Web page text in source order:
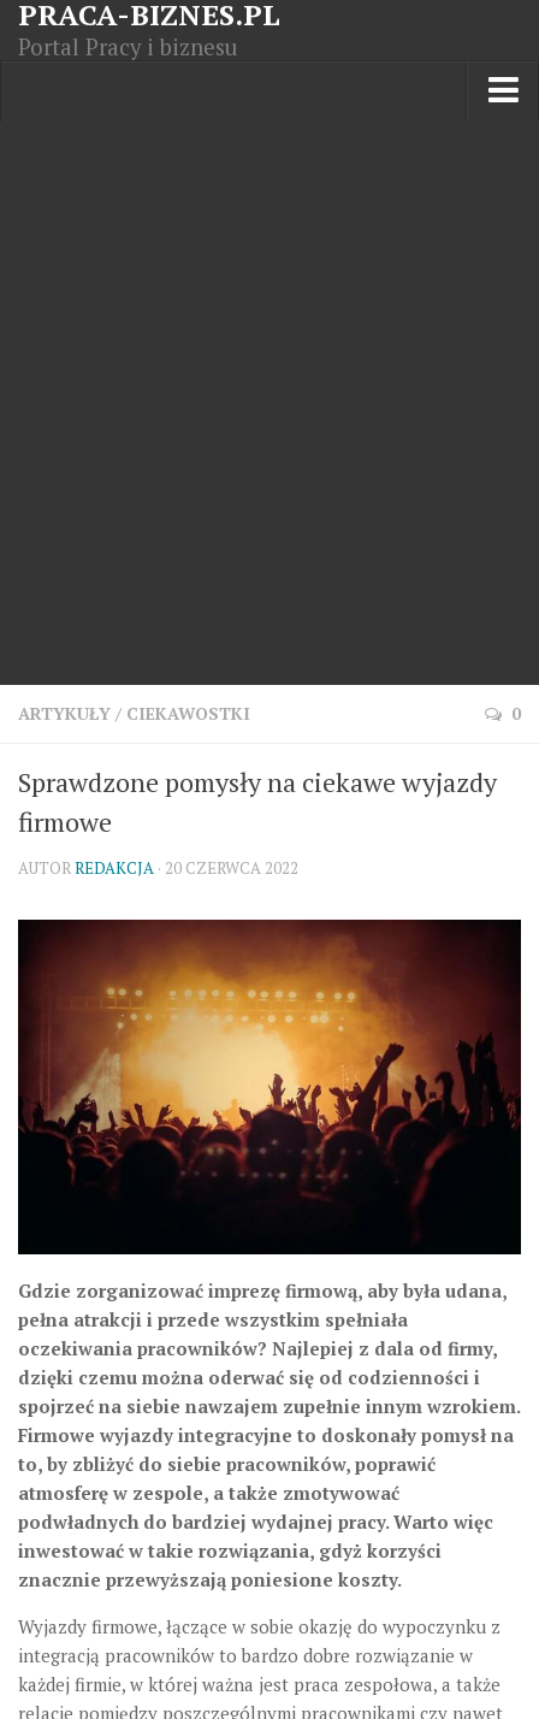
PRACA-BIZNES.PL
Portal Pracy i biznesu
ARTYKUŁY / CIEKAWOSTKI 0
Sprawdzone pomysły na ciekawe wyjazdy
firmowe
AUTORREDAKCJA · 20 CZERWCA 2022
Gdzie zorganizować imprezę firmową, aby była udana,
pełna atrakcji i przede wszystkim spełniała
oczekiwania pracowników? Najlepiej z dala od firmy,
dzięki czemu można oderwać się od codzienności i
spojrzeć na siebie nawzajem zupełnie innym wzrokiem.
Firmowe wyjazdy integracyjne to doskonały pomysł na
to, by zbliżyć do siebie pracowników, poprawić
atmosferę w zespole, a także zmotywować
podwładnych do bardziej wydajnej pracy. Warto więc
inwestować w takie rozwiązania, gdyż korzyści
znacznie przewyższają poniesione koszty.
Wyjazdy firmowe, łączące w sobie okazję do wypoczynku z
integracją pracowników to bardzo dobre rozwiązanie w
każdej firmie, w której ważna jest praca zespołowa, a także
relacje pomiędzy poszczególnymi pracownikami czy nawet